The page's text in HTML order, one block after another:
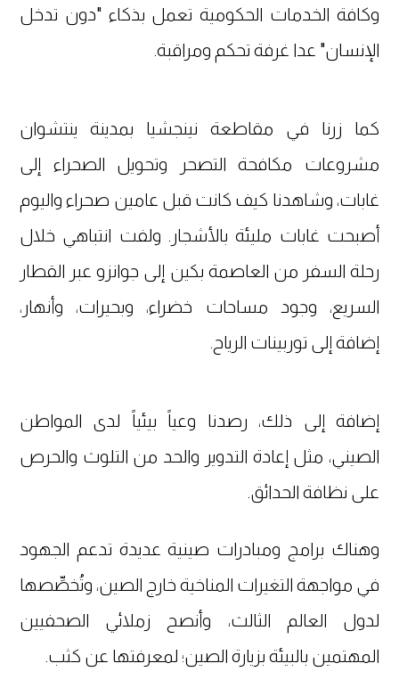
وكافة الخدمات الحكومية تعمل بذكاء "دون تدخل
الإنسان" عدا غرفة تحكم ومراقبة.
كما زرنا في مقاطعة نينجشيا بمدينة ينتشوان
مشروعات مكافحة التصحر وتحويل الصحراء إلى
غابات، وشاهدنا كيف كانت قبل عامين صحراء واليوم
أصبحت غابات مليئة بالأشجار. ولفت انتباهي خلال
رحلة السفر من العاصمة بكين إلى جوانزو عبر القطار
السريع، وجود مساحات خضراء، وبحيرات، وأنهار،
إضافة إلى توربينات الرياح.
إضافة إلى ذلك، رصدنا وعياً بيئياً لدى المواطن
الصيني، مثل إعادة التدوير والحد من التلوث والحرص
على نظافة الحدائق.
وهناك برامج ومبادرات صينية عديدة تدعم الجهود
في مواجهة التغيرات المناخية خارج الصين، وتُخصِّصها
لدول العالم الثالث، وأنصح زملائي الصحفيين
المهتمين بالبيئة بزيارة الصين؛ لمعرفتها عن كثب.